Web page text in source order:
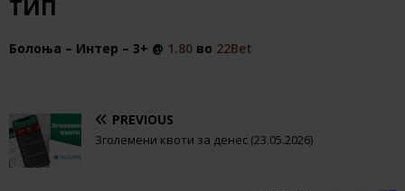
ТИП
Болоња – Интер – 3+ @ 1.80 во 22Bet
PREVIOUS
Зголемени квоти за денес (23.05.2026)